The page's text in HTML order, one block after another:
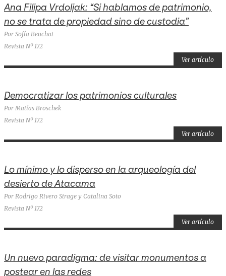
Ana Filipa Vrdoljak: “Si hablamos de patrimonio,
no se trata de propiedad sino de custodia”
Por Sofía Beuchat
Revista Nº 172
Ver artículo
Democratizar los patrimonios culturales
Por Matías Broschek
Revista Nº 172
Ver artículo
Lo mínimo y lo disperso en la arqueología del
desierto de Atacama
Por Rodrigo Rivero Strage y Catalina Soto
Revista Nº 172
Ver artículo
Un nuevo paradigma: de visitar monumentos a
postear en las redes